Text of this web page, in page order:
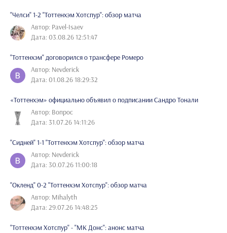
"Челси" 1-2 "Тоттенхэм Хотспур": обзор матча
Автор: Pavel-Isaev
Дата: 03.08.26 12:51:47
"Тоттенхэм" договорился о трансфере Ромеро
Автор: Nevderick
Дата: 01.08.26 18:29:32
«Тоттенхэм» официально объявил о подписании Сандро Тонали
Автор: Вопрос
Дата: 31.07.26 14:11:26
"Сидней" 1-1 "Тоттенхэм Хотспур": обзор матча
Автор: Nevderick
Дата: 30.07.26 11:00:18
"Окленд" 0-2 "Тоттенхэм Хотспур": обзор матча
Автор: Mihalyth
Дата: 29.07.26 14:48:25
"Тоттенхэм Хотспур" - "МК Донс": анонс матча